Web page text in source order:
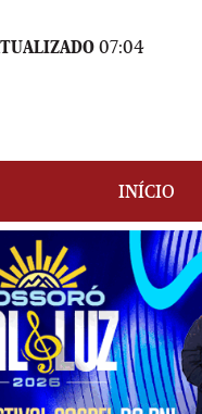
07:04
INÍCIO